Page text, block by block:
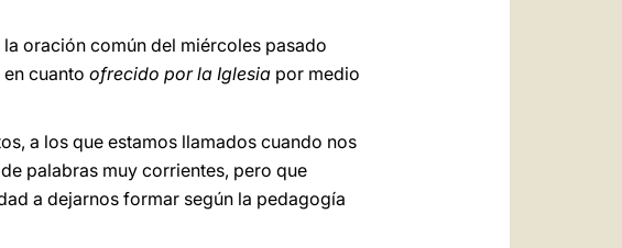
la oración común del miércoles pasado
cuanto ofrecido por la Iglesia por medio
a los que estamos llamados cuando nos
palabras muy corrientes, pero que
a dejarnos formar según la pedagogía